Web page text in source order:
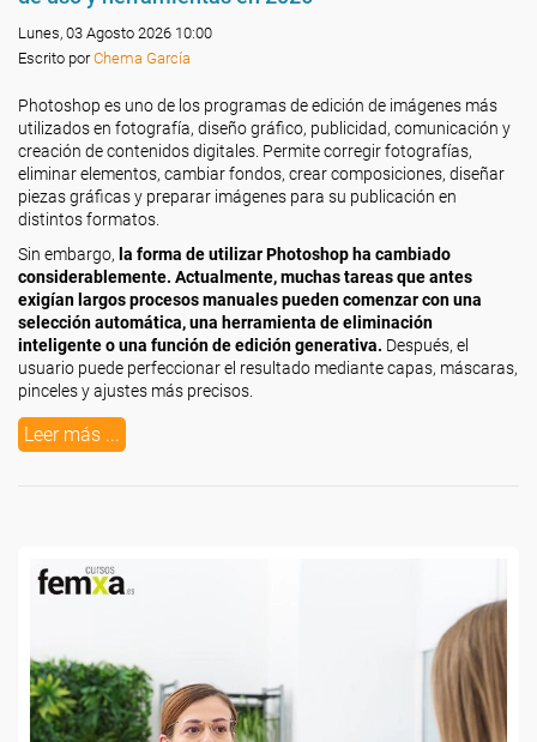
Lunes, 03 Agosto 2026 10:00
Escrito porChema García
Photoshop es uno de los programas de edición de imágenes más
utilizados en fotografía, diseño gráfico, publicidad, comunicación y
creación de contenidos digitales. Permite corregir fotografías,
eliminar elementos, cambiar fondos, crear composiciones, diseñar
piezas gráficas y preparar imágenes para su publicación en
distintos formatos.
Sin embargo, la forma de utilizar Photoshop ha cambiado
considerablemente. Actualmente, muchas tareas que antes
exigían largos procesos manuales pueden comenzar con una
selección automática, una herramienta de eliminación
inteligente o una función de edición generativa. Después, el
usuario puede perfeccionar el resultado mediante capas, máscaras,
pinceles y ajustes más precisos.
Leer más ...